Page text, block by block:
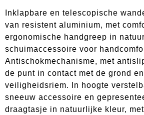
Inklapbare en telescopische
van resistent aluminium, met
ergonomische handgreep in
schuimaccessoire voor
Antischokmechanisme, met
de punt in contact met de grond
veiligheidsriem. In hoogte
sneeuw accessoire en
draagtasje in natuurlijke kleur,